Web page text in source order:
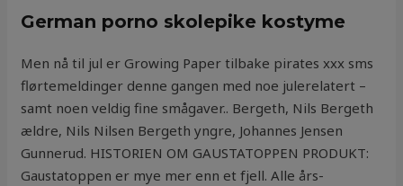
German porno skolepike kostyme
Men nå til jul er Growing Paper tilbake pirates xxx sms
flørtemeldinger denne gangen med noe julerelatert –
samt noen veldig fine smågaver.. Bergeth, Nils Bergeth
ældre, Nils Nilsen Bergeth yngre, Johannes Jensen
Gunnerud. HISTORIEN OM GAUSTATOPPEN PRODUKT:
Gaustatoppen er mye mer enn et fjell. Alle års-